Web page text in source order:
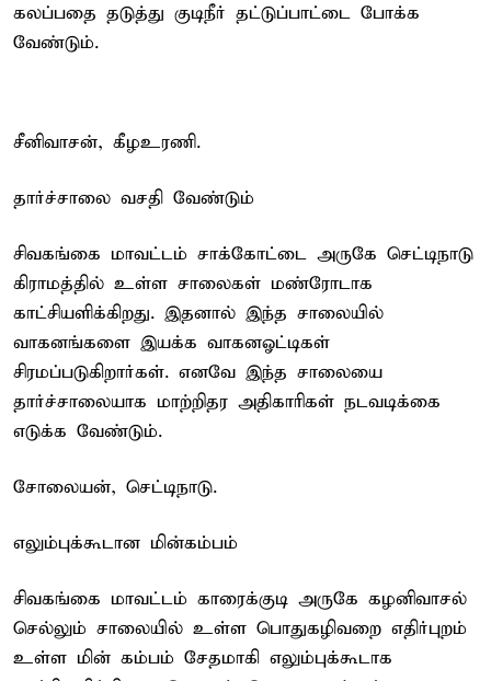
கலப்பதை தடுத்து குடிநீர் தட்டுப்பாட்டை போக்க
வேண்டும்.
சீனிவாசன், கீழஉரணி.
தார்ச்சாலை வசதி வேண்டும்
சிவகங்கை மாவட்டம் சாக்கோட்டை அருகே செட்டிநாடு
கிராமத்தில் உள்ள சாலைகள் மண்ரோடாக
காட்சியளிக்கிறது. இதனால் இந்த சாலையில்
வாகனங்களை இயக்க வாகனஓட்டிகள்
சிரமப்படுகிறார்கள். எனவே இந்த சாலையை
தார்ச்சாலையாக மாற்றிதர அதிகாரிகள் நடவடிக்கை
எடுக்க வேண்டும்.
சோலையன், செட்டிநாடு.
எலும்புக்கூடான மின்கம்பம்
சிவகங்கை மாவட்டம் காரைக்குடி அருகே கழனிவாசல்
செல்லும் சாலையில் உள்ள பொதுகழிவறை எதிர்புறம்
உள்ள மின் கம்பம் சேதமாகி எலும்புக்கூடாக